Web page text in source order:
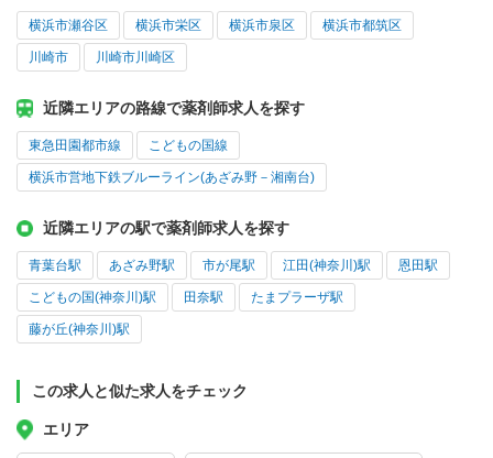
横浜市瀬谷区 横浜市栄区 横浜市泉区 横浜市都筑区
川崎市 川崎市川崎区
近隣エリアの路線で薬剤師求人を探す
東急田園都市線 こどもの国線
横浜市営地下鉄ブルーライン(あざみ野－湘南台)
近隣エリアの駅で薬剤師求人を探す
青葉台駅 あざみ野駅 市が尾駅 江田(神奈川)駅 恩田駅
こどもの国(神奈川)駅 田奈駅 たまプラーザ駅
藤が丘(神奈川)駅
この求人と似た求人をチェック
エリア